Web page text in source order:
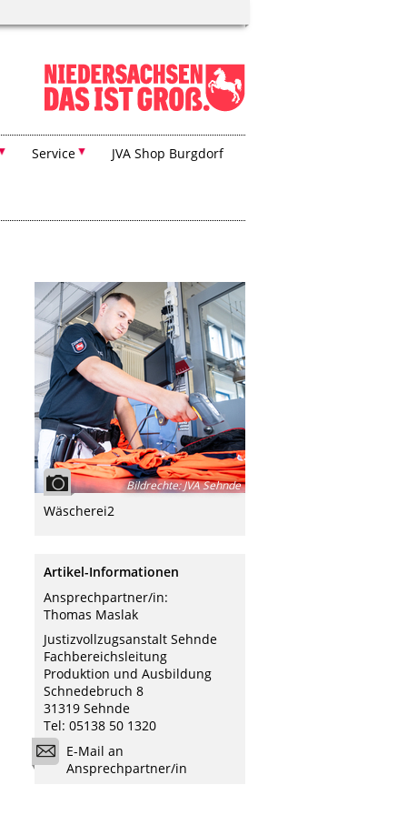
Service JVA Shop Burgdorf
Bildrechte:JVA Sehnde
Wäscherei2
Artikel-Informationen
Ansprechpartner/in:
Thomas Maslak
Justizvollzugsanstalt Sehnde
Fachbereichsleitung
Produktion und Ausbildung
Schnedebruch 8
31319 Sehnde
Tel: 05138 50 1320
E-Mail an
Ansprechpartner/in